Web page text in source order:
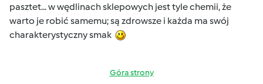
pasztet... w wędlinach sklepowych jest tyle chemii, że
warto je robić samemu; są zdrowsze i każda ma swój
charakterystyczny smak
Góra strony